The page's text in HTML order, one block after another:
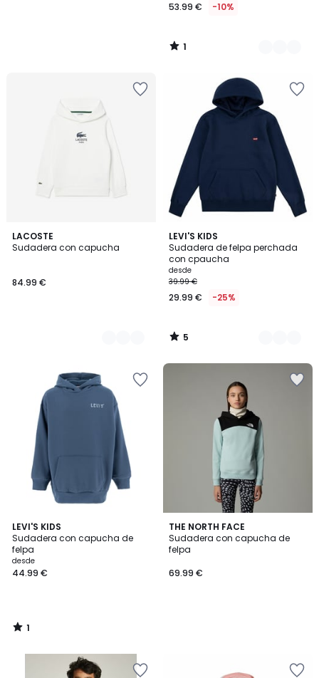
53.99 € -10%
1
/
LACOSTE
Sudadera con capucha
84.99 €
2
Colores
LEVI'S KIDS
Sudadera de felpa perchada
con cpaucha
desde
39.99 €
29.99 € -25%
5
/
5
2
Colores
5
/
LEVI'S KIDS
Sudadera con capucha de
felpa
desde
44.99 €
1
/
5
1
/
THE NORTH FACE
Sudadera con capucha de
felpa
69.99 €